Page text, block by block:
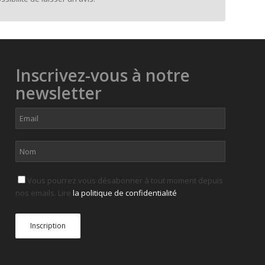
Inscrivez-vous à notre
newsletter
Vous pourrez vous désabonner à tout moment depuis
nos emails. Lirela politique de confidentialité